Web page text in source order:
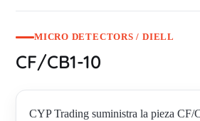
MICRO DETECTORS / DIELL
CF/CB1-10
CYP Trading suministra la pieza